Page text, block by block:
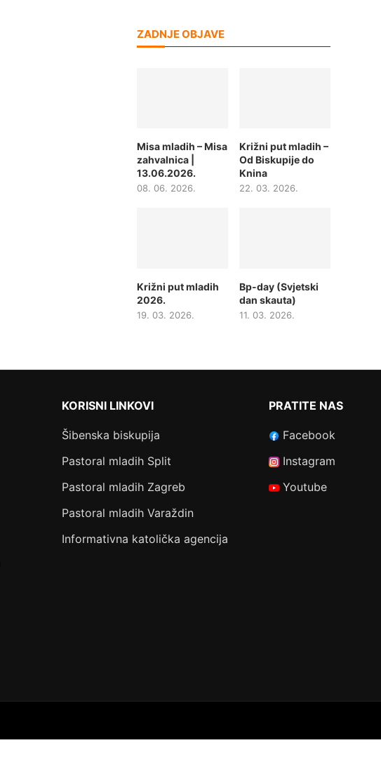
ZADNJE OBJAVE
Misa mladih – Misa
zahvalnica |
13.06.2026.
08. 06. 2026.
Križni put mladih –
Od Biskupije do
Knina
22. 03. 2026.
Križni put mladih
2026.
19. 03. 2026.
Bp-day (Svjetski
dan skauta)
11. 03. 2026.
KORISNI LINKOVI
Šibenska biskupija
Pastoral mladih Split
Pastoral mladih Zagreb
Pastoral mladih Varaždin
Informativna katolička agencija
PRATITE NAS
Facebook
Instagram
Youtube